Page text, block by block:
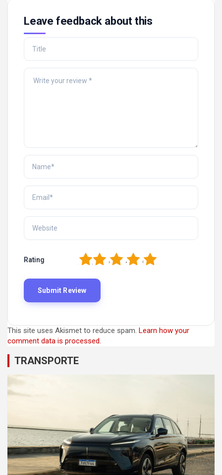
Leave feedback about this
Rating 5
4
3
2
This site uses Akismet to reduce spam. Learn how your
comment data is processed.
TRANSPORTE